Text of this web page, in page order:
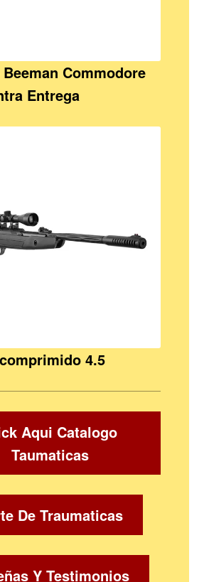
Commodore
Entrega
4.5
Aqui Catalogo
Taumaticas
De Traumaticas
Y Testimonios